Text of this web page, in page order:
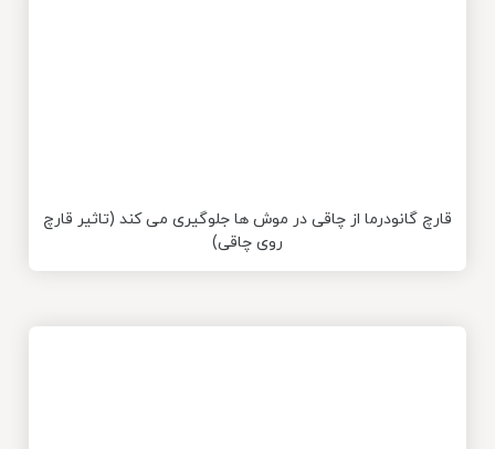
قارچ گانودرما از چاقی در موش ها جلوگیری می کند (تاثیر قارچ
روی چاقی)